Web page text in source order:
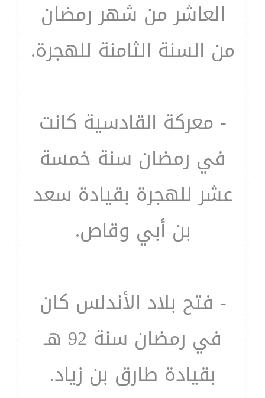
العاشر من شهر رمضان
من السنة الثامنة للهجرة.
- معركة القادسية كانت
في رمضان سنة خمسة
عشر للهجرة بقيادة سعد
بن أبي وقاص.
- فتح بلاد الأندلس كان
في رمضان سنة 92 هـ
بقيادة طارق بن زياد.